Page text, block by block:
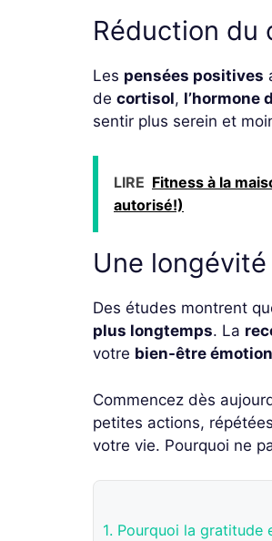
Réduction du
Les pensées positives
de cortisol, l’hormone
sentir plus serein et
LIRE Fitness à la
autorisé!)
Une
Des études montrent
plus longtemps. La
votre bien-être
Commencez dès
petites actions,
votre vie. Pourquoi ne
1. Pourquoi la gratitude